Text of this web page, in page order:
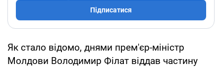
Підписатися
Як стало відомо, днями прем'єр-міністр
Молдови Володимир Філат віддав частину